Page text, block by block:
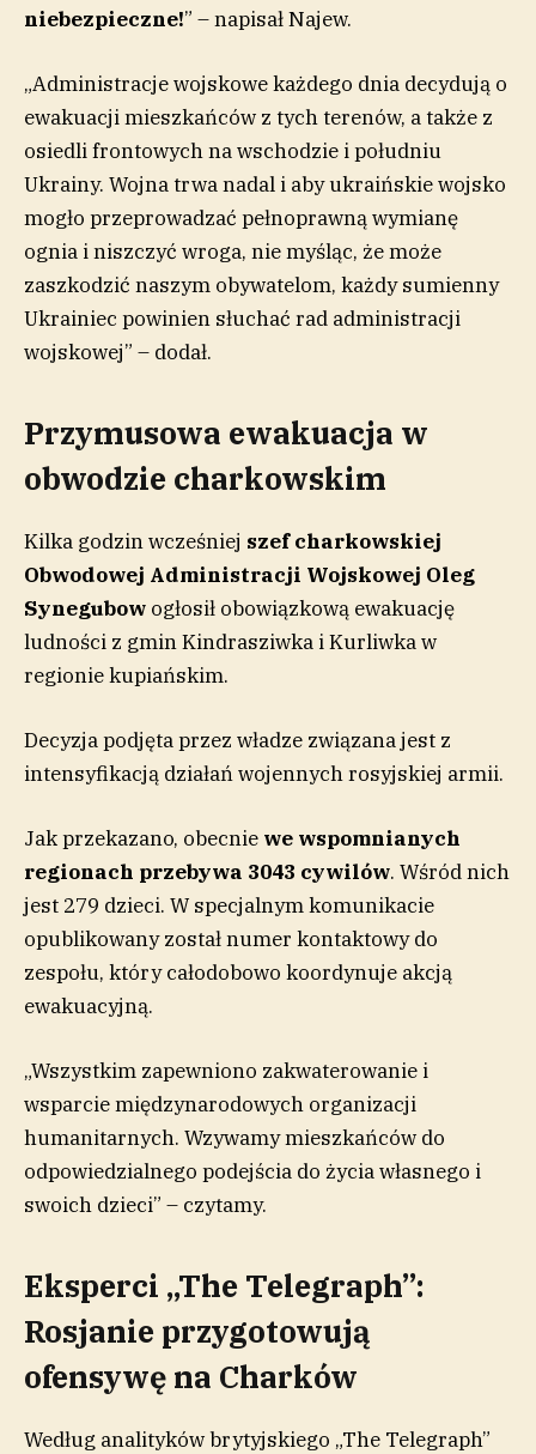
niebezpieczne!” – napisał Najew.
„Administracje wojskowe każdego dnia decydują o
ewakuacji mieszkańców z tych terenów, a także z
osiedli frontowych na wschodzie i południu
Ukrainy. Wojna trwa nadal i aby ukraińskie wojsko
mogło przeprowadzać pełnoprawną wymianę
ognia i niszczyć wroga, nie myśląc, że może
zaszkodzić naszym obywatelom, każdy sumienny
Ukrainiec powinien słuchać rad administracji
wojskowej” – dodał.
Przymusowa ewakuacja w
obwodzie charkowskim
Kilka godzin wcześniej szef charkowskiej
Obwodowej Administracji Wojskowej Oleg
Synegubow ogłosił obowiązkową ewakuację
ludności z gmin Kindrasziwka i Kurliwka w
regionie kupiańskim.
Decyzja podjęta przez władze związana jest z
intensyfikacją działań wojennych rosyjskiej armii.
Jak przekazano, obecnie we wspomnianych
regionach przebywa 3043 cywilów. Wśród nich
jest 279 dzieci. W specjalnym komunikacie
opublikowany został numer kontaktowy do
zespołu, który całodobowo koordynuje akcją
ewakuacyjną.
„Wszystkim zapewniono zakwaterowanie i
wsparcie międzynarodowych organizacji
humanitarnych. Wzywamy mieszkańców do
odpowiedzialnego podejścia do życia własnego i
swoich dzieci” – czytamy.
Eksperci „The Telegraph”:
Rosjanie przygotowują
ofensywę na Charków
Według analityków brytyjskiego „The Telegraph”